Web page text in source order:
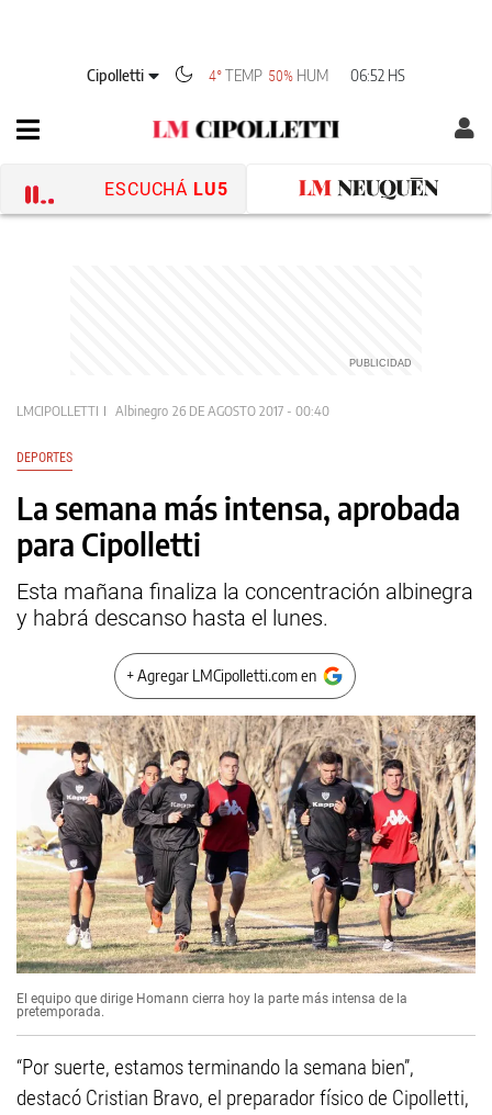
Cipolletti 4°TEMP 50% HUM 06:52 HS
ESCUCHÁ LU5
LMCIPOLLETTI Albinegro 26 DE AGOSTO 2017 - 00:40
DEPORTES
La semana más intensa, aprobada
para Cipolletti
Esta mañana finaliza la concentración albinegra
y habrá descanso hasta el lunes.
+ Agregar LMCipolletti.com en
El equipo que dirige Homann cierra hoy la parte más intensa de la
pretemporada.
“Por suerte, estamos terminando la semana bien”,
destacó Cristian Bravo, el preparador físico de Cipolletti,